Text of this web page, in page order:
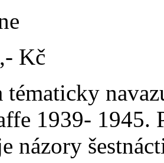
Kč
tématicky
1939- 1945.
názory